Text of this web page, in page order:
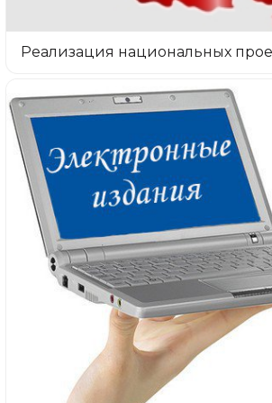
Реализация национальных